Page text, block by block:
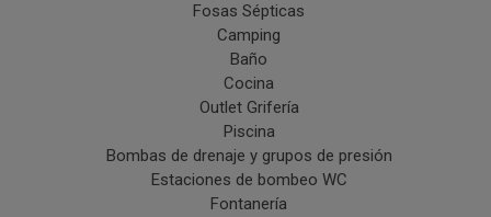
Fosas Sépticas
Camping
Baño
Cocina
Outlet Grifería
Piscina
Bombas de drenaje y grupos de presión
Estaciones de bombeo WC
Fontanería